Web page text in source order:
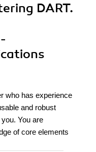
DART.
who has experience
and robust
You are
of core elements